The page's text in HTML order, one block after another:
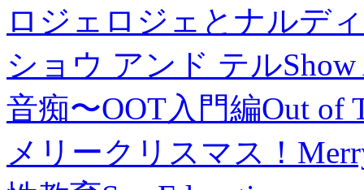
ロジェロジェとナルデ
ショウ アンド テル
音痴〜OOT入門編Out of
メリークリスマス！